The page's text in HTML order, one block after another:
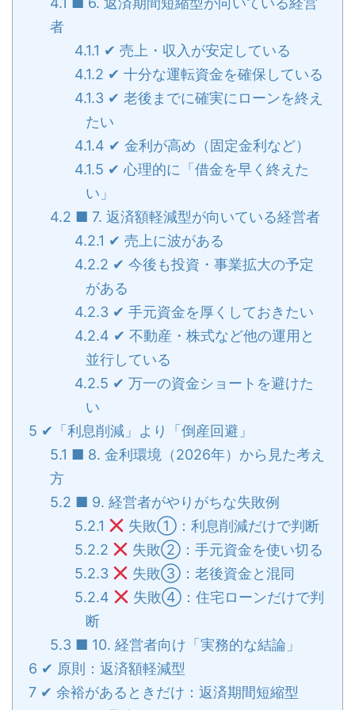
者
4.1.1 ✔ 売上・収入が安定している
4.1.2 ✔ 十分な運転資金を確保している
4.1.3✔ 老後までに確実にローンを終え
たい
4.1.4 ✔ 金利が高め（固定金利など）
4.1.5 ✔ 心理的に「借金を早く終えた
い」
4.2 ■ 7. 返済額軽減型が向いている経営者
4.2.1 ✔ 売上に波がある
4.2.2 ✔ 今後も投資・事業拡大の予定
がある
4.2.3✔ 手元資金を厚くしておきたい
4.2.4 ✔ 不動産・株式など他の運用と
並行している
4.2.5 ✔ 万一の資金ショートを避けた
い
5 ✔「利息削減」より「倒産回避」
5.1 ■ 8. 金利環境（2026年）から見た考え
方
5.2 ■ 9. 経営者がやりがちな失敗例
5.2.1
失敗①：利息削減だけで判断
5.2.2
失敗②：手元資金を使い切る
5.2.3
失敗③：老後資金と混同
5.2.4
失敗④：住宅ローンだけで判
断
5.3 ■ 10. 経営者向け「実務的な結論」
6 ✔ 原則：返済額軽減型
7 ✔ 余裕があるときだけ：返済期間短縮型